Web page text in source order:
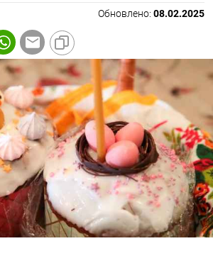
Обновлено: 08.02.2025